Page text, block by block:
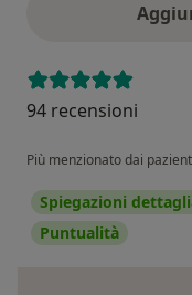
94 recensioni
Più menzionato dai
Spiegazioni
Puntualità